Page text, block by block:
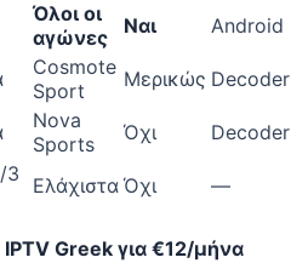
Όλοι οι
αγώνες
Ναι
Android
Cosmote
Sport
Μερικώς Decoder
Nova
Sports
Όχι
Decoder
3
Ελάχιστα Όχι —
IPTV Greek για €12/μήνα